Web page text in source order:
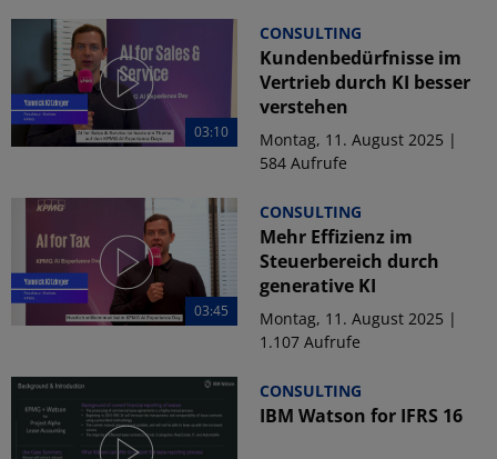
03:10
CONSULTING
Kundenbedürfnisse im
Vertrieb durch KI besser
verstehen
Montag, 11. August 2025 |
584 Aufrufe
03:45
CONSULTING
Mehr Effizienz im
Steuerbereich durch
generative KI
Montag, 11. August 2025 |
1.107 Aufrufe
CONSULTING
IBM Watson for IFRS 16